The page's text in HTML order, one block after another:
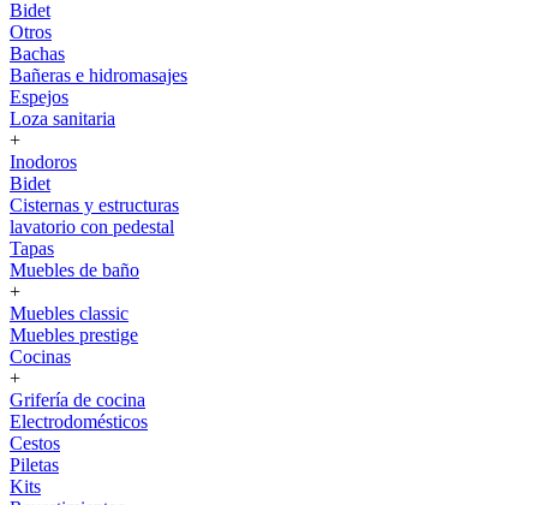
Bidet
Otros
Bachas
Bañeras e hidromasajes
Espejos
Loza sanitaria
+
Inodoros
Bidet
Cisternas y estructuras
lavatorio con pedestal
Tapas
Muebles de baño
+
Muebles classic
Muebles prestige
Cocinas
+
Grifería de cocina
Electrodomésticos
Cestos
Piletas
Kits